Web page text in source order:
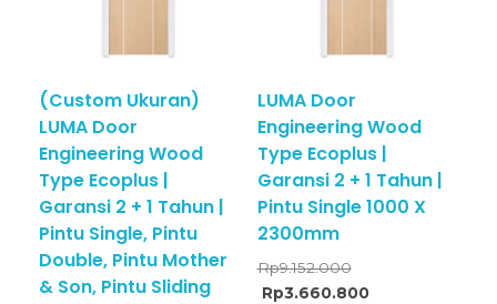
(Custom Ukuran)
LUMA Door
Engineering Wood
Type Ecoplus |
Garansi 2 + 1 Tahun |
Pintu Single, Pintu
Double, Pintu Mother
& Son, Pintu Sliding
LUMA Door
Engineering Wood
Type Ecoplus |
Garansi 2 + 1 Tahun |
Pintu Single 1000 X
2300mm
Rp9.152.000
Rp3.660.800